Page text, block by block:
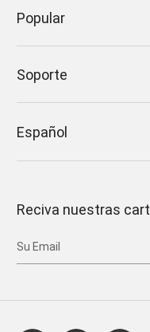
Popular
Soporte
Español
Reciva nuestras